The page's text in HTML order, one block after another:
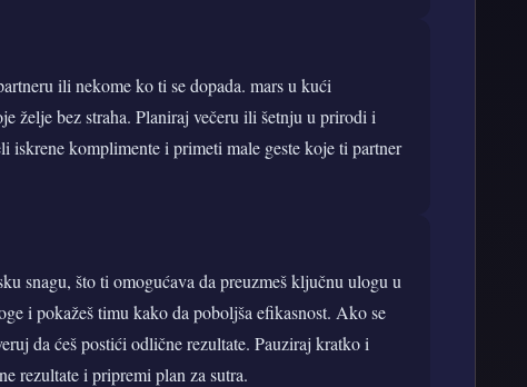
ili nekome ko ti se dopada. mars u kući
želje bez straha. Planiraj večeru ili šetnju u prirodi i
iskrene komplimente i primeti male geste koje ti partner
snagu, što ti omogućava da preuzmeš ključnu ulogu u
i pokažeš timu kako da poboljša efikasnost. Ako se
da ćeš postići odlične rezultate. Pauziraj kratko i
rezultate i pripremi plan za sutra.